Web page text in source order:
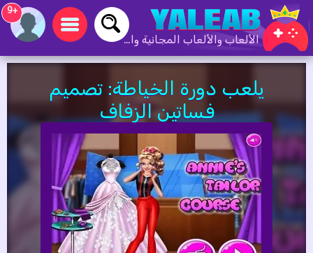
الألعاب والألعاب المجانية والألعاب عبر الإنترنت
+9
يلعب دورة الخياطة: تصميم
فساتين الزفاف